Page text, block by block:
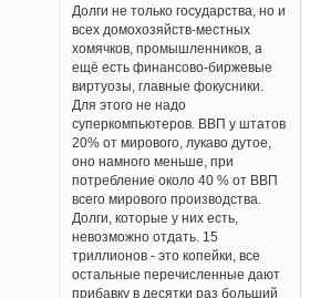
Долги не только государства, но и
всех домохозяйств-местных
хомячков, промышленников, а
ещё есть финансово-биржевые
виртуозы, главные фокусники.
Для этого не надо
суперкомпьютеров. ВВП у штатов
20% от мирового, лукаво дутое,
оно намного меньше, при
потребление около 40 % от ВВП
всего мирового производства.
Долги, которые у них есть,
невозможно отдать. 15
триллионов - это копейки, все
остальные перечисленные дают
прибавку в десятки раз больший